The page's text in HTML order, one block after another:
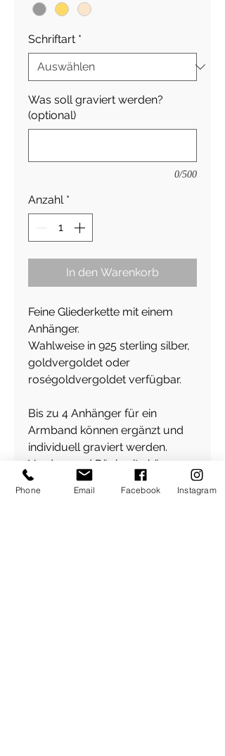
Schriftart *
Was soll graviert werden?
(optional)
0/500
Anzahl *
In den Warenkorb
Feine Gliederkette mit einem
Anhänger.
Wahlweise in 925 sterling silber,
goldvergoldet oder
roségoldvergoldet verfügbar.
Bis zu 4 Anhänger für ein
Armband können ergänzt und
individuell graviert werden.
Vorder -und Rückseite können
graviert werden.
Phone Email Facebook Instagram